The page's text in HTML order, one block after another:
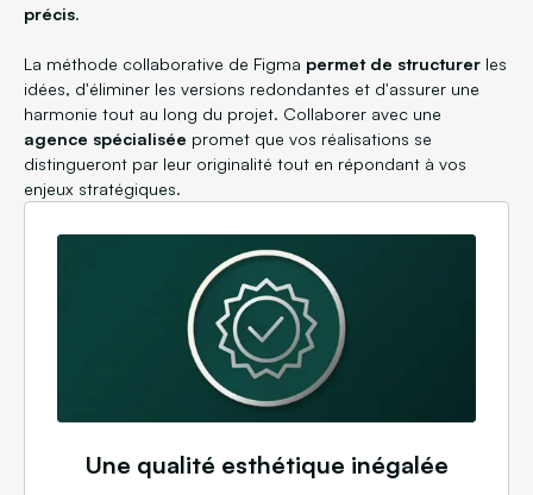
précis.
La méthode collaborative de Figma permet de structurer les
idées, d'éliminer les versions redondantes et d'assurer une
harmonie tout au long du projet. Collaborer avec une
agence spécialisée promet que vos réalisations se
distingueront par leur originalité tout en répondant à vos
enjeux stratégiques.
Une qualité esthétique inégalée